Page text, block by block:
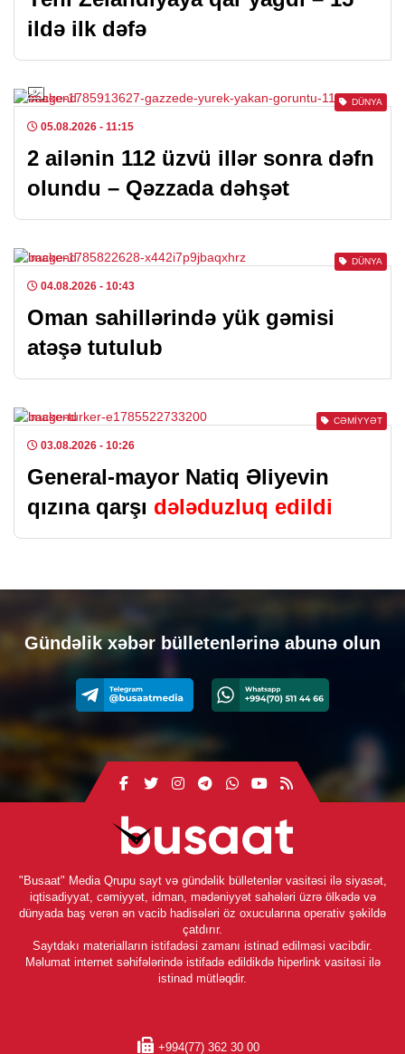
ildə ilk dəfə
DÜNYA
05.08.2026 - 11:15
2 ailənin 112 üzvü illər sonra dəfn
olundu – Qəzzada dəhşət
DÜNYA
04.08.2026 - 10:43
Oman sahillərində yük gəmisi
atəşə tutulub
CƏMIYYƏT
03.08.2026 - 10:26
General-mayor Natiq Əliyevin
qızına qarşı dələduzluq edildi
Gündəlik xəbər bülletenlərinə abunə olun
"Busaat" Media Qrupu sayt və gündəlik bülletenlər vasitəsi ilə siyasət,
iqtisadiyyat, cəmiyyət, idman, mədəniyyət sahələri üzrə ölkədə və
dünyada baş verən ən vacib hadisələri öz oxucularına operativ şəkildə
çatdırır.
Saytdakı materialların istifadəsi zamanı istinad edilməsi vacibdir.
Məlumat internet səhifələrində istifadə edildikdə hiperlink vasitəsi ilə
istinad mütləqdir.
+994(77) 362 30 00